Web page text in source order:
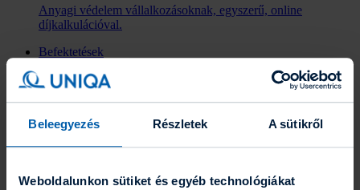
Beleegyezés Részletek A sütikről
Weboldalunkon sütiket és egyéb technológiákat
Anyagi védelem vállalkozásoknak, egyszerű, online
díjkalkulációval.
Befektetések
Eszközalapok
Befektetési hírlevél
Hírek